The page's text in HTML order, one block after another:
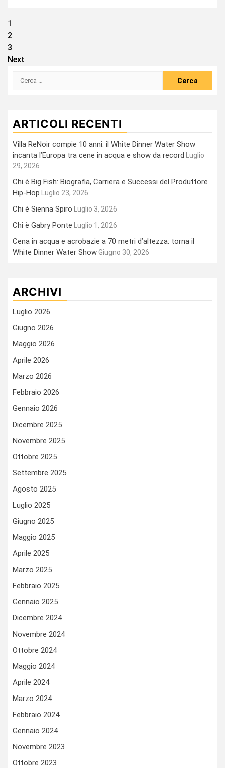
Paginazione
degli
articoli
1
2
3
Next
Ricerca
ARTICOLI RECENTI
Villa ReNoir compie 10 anni: il White Dinner Water Show
incanta l’Europa tra cene in acqua e show da record
Luglio
29, 2026
Chi è Big Fish: Biografia, Carriera e Successi del Produttore
Hip-Hop
Luglio 23, 2026
Chi è Sienna Spiro Luglio 3, 2026
Chi è Gabry Ponte Luglio 1, 2026
Cena in acqua e acrobazie a 70 metri d’altezza: torna il
White Dinner Water ShowGiugno 30, 2026
ARCHIVI
Luglio 2026
Giugno 2026
Maggio 2026
Aprile 2026
Marzo 2026
Febbraio 2026
Gennaio 2026
Dicembre 2025
Novembre 2025
Ottobre 2025
Settembre 2025
Agosto 2025
Luglio 2025
Giugno 2025
Maggio 2025
Aprile 2025
Marzo 2025
Febbraio 2025
Gennaio 2025
Dicembre 2024
Novembre 2024
Ottobre 2024
Maggio 2024
Aprile 2024
Marzo 2024
Febbraio 2024
Gennaio 2024
Novembre 2023
Ottobre 2023